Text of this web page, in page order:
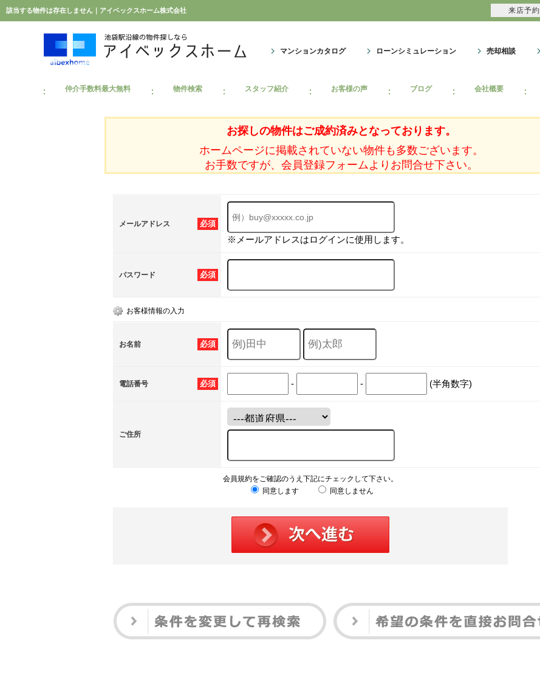
該当する物件は存在しません｜アイベックスホーム株式会社
マンションカタログ ローンシミュレーション 売却相談
仲介手数料最大無料 物件検索 スタッフ紹介 お客様の声 ブログ 会社概要
お探しの物件はご成約済みとなっております。
ホームページに掲載されていない物件も多数ございます。
お手数ですが、会員登録フォームよりお問合せ下さい。
必須
メールアドレス
※メールアドレスはログインに使用します。
必須
パスワード
お客様情報の入力
必須
お名前
必須
電話番号 - - (半角数字)
ご住所
会員規約をご確認のうえ下記にチェックして下さい。
同意します
同意しません
来店予約